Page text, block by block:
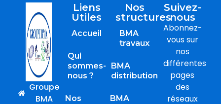
Groupe
BMA
Liens
Utiles
Accueil
Qui
sommes-
nous ?
Nos
Nos
structures
BMA
travaux
BMA
distribution
BMA
Suivez-
nous
Abonnez-
vous sur
nos
différentes
pages
des
réseaux